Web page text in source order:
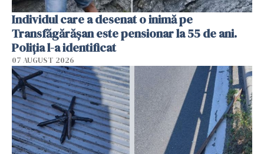
Individul care a desenat o inimă pe
Transfăgărășan este pensionar la 55 de ani.
Poliția l-a identificat
07 AUGUST 2026